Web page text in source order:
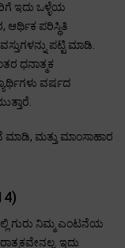
ಇದು ಒಳ್ಳೆಯ
ಆರ್ಥಿಕ ಪರಿಸ್ಥಿತಿ
ಪಟ್ಟಿ ಮಾಡಿ.
ಧನಾತ್ಮಕ
ವರ್ಷದ
ಮಾಡಿ, ಮತ್ತು ಮಾಂಸಾಹಾರ
ಗುರು ನಿಮ್ಮ ಎಂಟನೆಯ
ಇದು